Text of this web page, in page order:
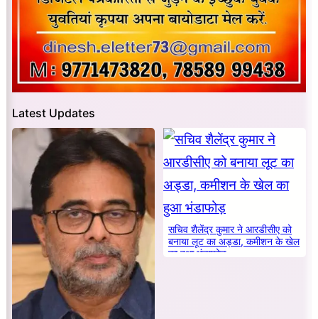
Latest Updates
सचिव शैलेंद्र कुमार ने आरडीसीए को
बनाया लूट का अड्डा, कमीशन के खेल
का हुआ भंडाफोड़